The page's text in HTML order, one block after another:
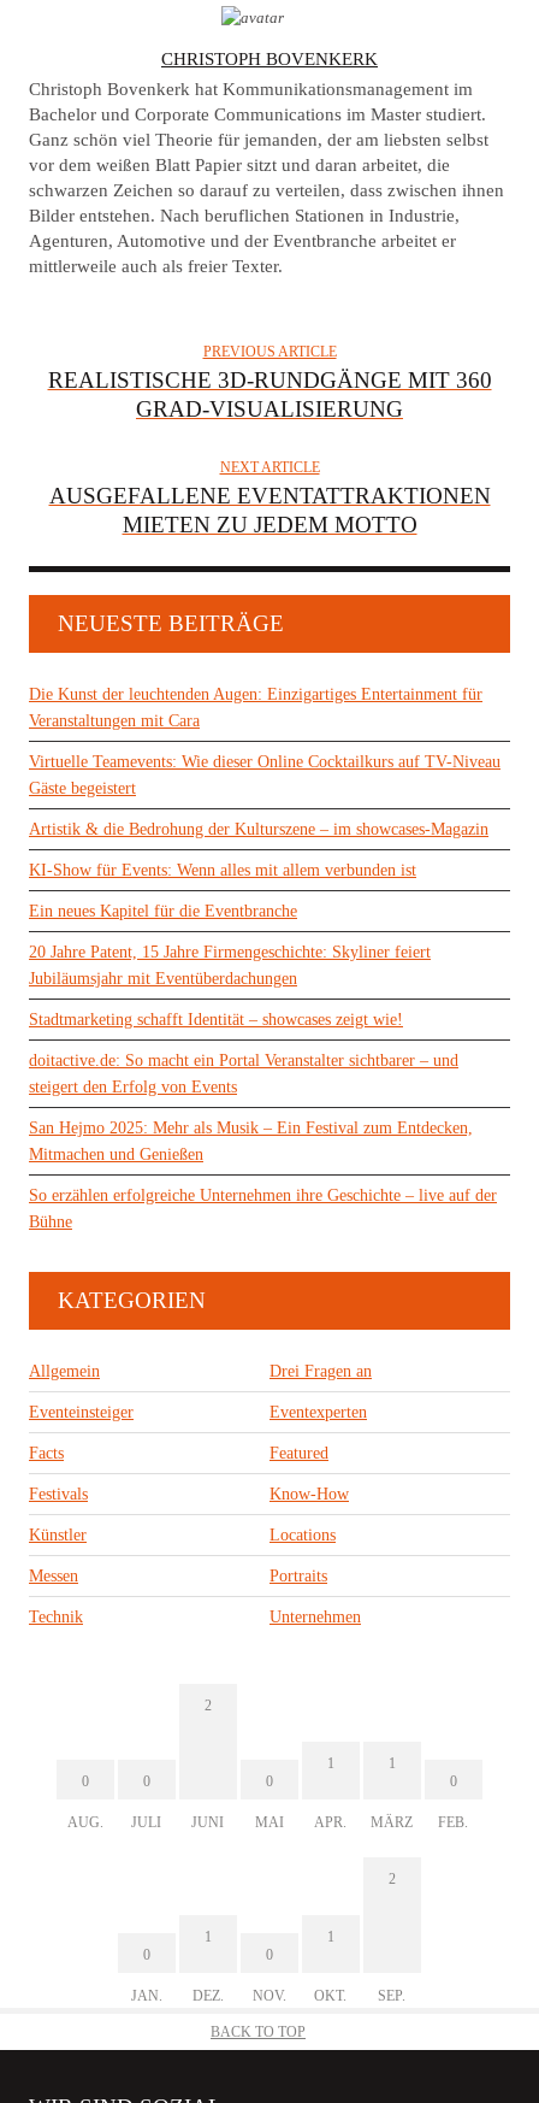
U
T
H
O
R
CHRISTOPH BOVENKERK
Christoph Bovenkerk hat Kommunikationsmanagement im
Bachelor und Corporate Communications im Master studiert.
Ganz schön viel Theorie für jemanden, der am liebsten selbst
vor dem weißen Blatt Papier sitzt und daran arbeitet, die
schwarzen Zeichen so darauf zu verteilen, dass zwischen ihnen
Bilder entstehen. Nach beruflichen Stationen in Industrie,
Agenturen, Automotive und der Eventbranche arbeitet er
mittlerweile auch als freier Texter.
PREVIOUS ARTICLE
REALISTISCHE 3D-RUNDGÄNGE MIT 360
GRAD-VISUALISIERUNG
NEXT ARTICLE
AUSGEFALLENE EVENTATTRAKTIONEN
MIETEN ZU JEDEM MOTTO
NEUESTE BEITRÄGE
Die Kunst der leuchtenden Augen: Einzigartiges Entertainment für
Veranstaltungen mit Cara
Virtuelle Teamevents: Wie dieser Online Cocktailkurs auf TV-Niveau
Gäste begeistert
Artistik & die Bedrohung der Kulturszene – im showcases-Magazin
KI-Show für Events: Wenn alles mit allem verbunden ist
Ein neues Kapitel für die Eventbranche
20 Jahre Patent, 15 Jahre Firmengeschichte: Skyliner feiert
Jubiläumsjahr mit Eventüberdachungen
Stadtmarketing schafft Identität – showcases zeigt wie!
doitactive.de: So macht ein Portal Veranstalter sichtbarer – und
steigert den Erfolg von Events
San Hejmo 2025: Mehr als Musik – Ein Festival zum Entdecken,
Mitmachen und Genießen
So erzählen erfolgreiche Unternehmen ihre Geschichte – live auf der
Bühne
KATEGORIEN
Allgemein Drei Fragen an
Eventeinsteiger Eventexperten
Facts Featured
Festivals Know-How
Künstler Locations
Messen Portraits
Technik Unternehmen
0
AUG.
0
JULI
2
JUNI
0
MAI
1
APR.
1
MÄRZ
0
FEB.
0
JAN.
1
DEZ.
0
NOV.
1
OKT.
2
SEP.
BACK TO TOP